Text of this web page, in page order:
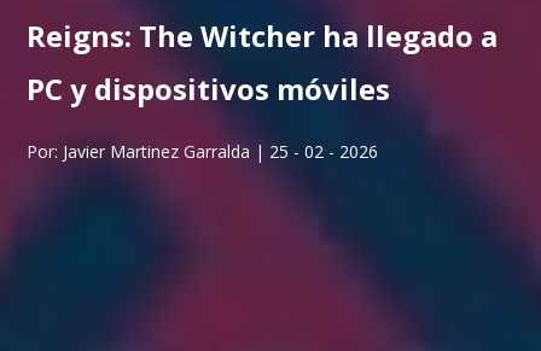
Reigns: The Witcher ha llegado a
PC y dispositivos móviles
Por: Javier Martinez Garralda | 25 - 02 - 2026